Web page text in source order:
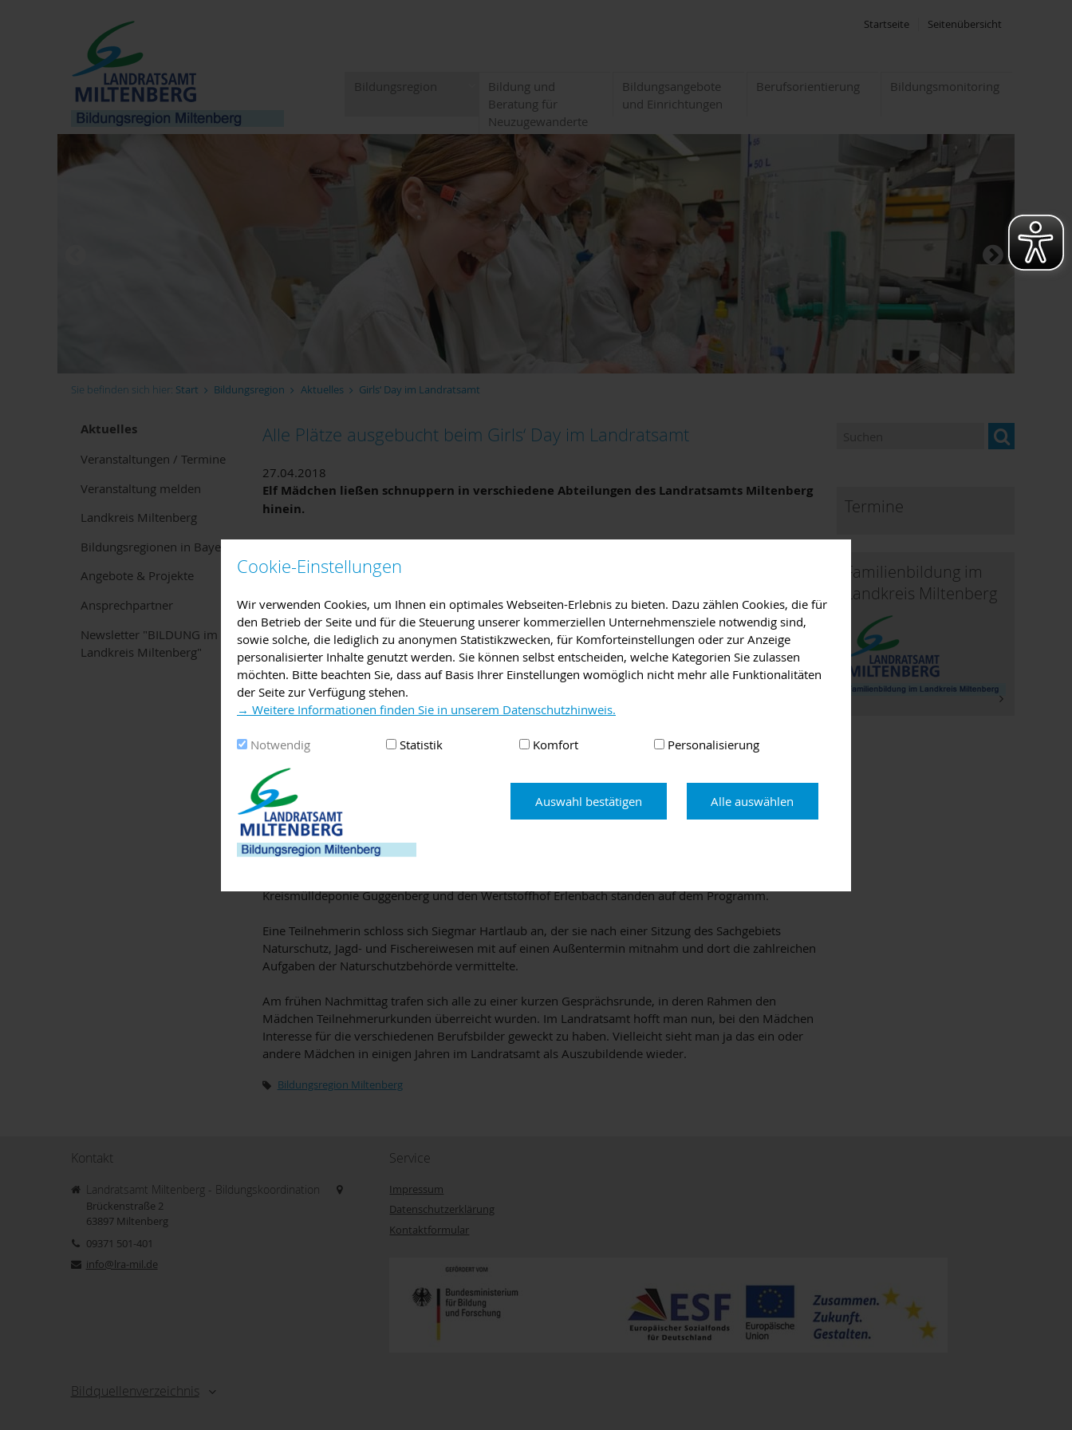
Cookie-Einstellungen
Wir verwenden Cookies, um Ihnen ein optimales Webseiten-Erlebnis zu bieten. Dazu zählen Cookies, die für
den Betrieb der Seite und für die Steuerung unserer kommerziellen Unternehmensziele notwendig sind,
sowie solche, die lediglich zu anonymen Statistikzwecken, für Komforteinstellungen oder zur Anzeige
personalisierter Inhalte genutzt werden. Sie können selbst entscheiden, welche Kategorien Sie zulassen
möchten. Bitte beachten Sie, dass auf Basis Ihrer Einstellungen womöglich nicht mehr alle Funktionalitäten
der Seite zur Verfügung stehen.
→ Weitere Informationen finden Sie in unserem Datenschutzhinweis.
Notwendig Statistik Komfort Personalisierung
Auswahl bestätigen Alle auswählen
Startseite Seitenübersicht
Bildungsregion
Bildung und
Beratung für
Neuzugewanderte
Bildungsangebote
und Einrichtungen
Berufsorientierung Bildungsmonitoring
Sie befinden sich hier: Start Bildungsregion Aktuelles Girls‘ Day im Landratsamt
Aktuelles
Veranstaltungen / Termine
Veranstaltung melden
Landkreis Miltenberg
Bildungsregionen in Bayern
Angebote & Projekte
Ansprechpartner
Newsletter "BILDUNG im
Landkreis Miltenberg"
Alle Plätze ausgebucht beim Girls‘ Day im Landratsamt
27.04.2018
Elf Mädchen ließen schnuppern in verschiedene Abteilungen des Landratsamts Miltenberg
hinein.
„Alle angebotenen Plätze ausgebucht“, freute sich die Gleichstellungsbeauftragte des Landkreises
Miltenberg, Sabine Farrenkopf, die den Girls‘ Day am Donnerstag im Landratsamt organisiert hatte. Elf
Mädchen ließen sich die Gelegenheit nicht entgehen, in verschiedene Abteilungen des Landratsamts
Miltenberg hinein zu schnuppern.
Im Foyer des Landratsamts begrüßten Landrat Jens Marco Scherf, Sabine Farrenkopf und die
Betreuerinnen und Betreuer alle Mädchen, ehe die jungen Frauen in die verschiedenen Abteilungen
gingen. Einige Mädchen wurden im Kreisbauamt unter anderem über die Aufgaben des Bauamts
informiert und sie erfuhren, wie ein Genehmigungsverfahren abläuft. Bauzeichnerin Elisabeth
Dimmerling erklärte zwei Interessentinnen ihren Beruf. Anschließend ging es in den Außendienst, wo
Sandra Brosi drei Mädchen mit in die Berufsschule in Miltenberg nahm, wo sie unter anderem die
neuen Räume für die Hochschule Aschaffenburg besichtigten. Danach schauten sie sich in der
Berufsschule Obernburg um, wo die Kantine umgebaut wird. Andere Teilnehmerinnen befassten sich
mit aktuellen Bauvorhaben in Miltenberg, bei denen es beispielsweise um Gestaltung, Sanierung,
Denkmalpflege und Brandschutz ging. Zwei Mädchen beschäftigten sich bei Ortseinsichten in
Gemeinden mit Bauvorhaben.
In der Kommunalen Abfallwirtschaft trafen drei Mädchen mit Kai Strüber und Inge Ströher zusammen,
Kreismülldeponie Guggenberg und den Wertstoffhof Erlenbach standen auf dem Programm.
Eine Teilnehmerin schloss sich Siegmar Hartlaub an, der sie nach einer Sitzung des Sachgebiets
Naturschutz, Jagd- und Fischereiwesen mit auf einen Außentermin mitnahm und dort die zahlreichen
Aufgaben der Naturschutzbehörde vermittelte.
Am frühen Nachmittag trafen sich alle zu einer kurzen Gesprächsrunde, in deren Rahmen den
Mädchen Teilnehmerurkunden überreicht wurden. Im Landratsamt hofft man nun, bei den Mädchen
Interesse für die verschiedenen Berufsbilder geweckt zu haben. Vielleicht sieht man ja das ein oder
andere Mädchen in einigen Jahren im Landratsamt als Auszubildende wieder.
Bildungsregion Miltenberg
Termine
Familienbildung im
Landkreis Miltenberg
Kontakt
Landratsamt Miltenberg - Bildungskoordination
Brückenstraße 2
63897 Miltenberg
09371 501-401
info@lra-mil.de
Service
Impressum
Datenschutzerklärung
Kontaktformular
Bildquellenverzeichnis